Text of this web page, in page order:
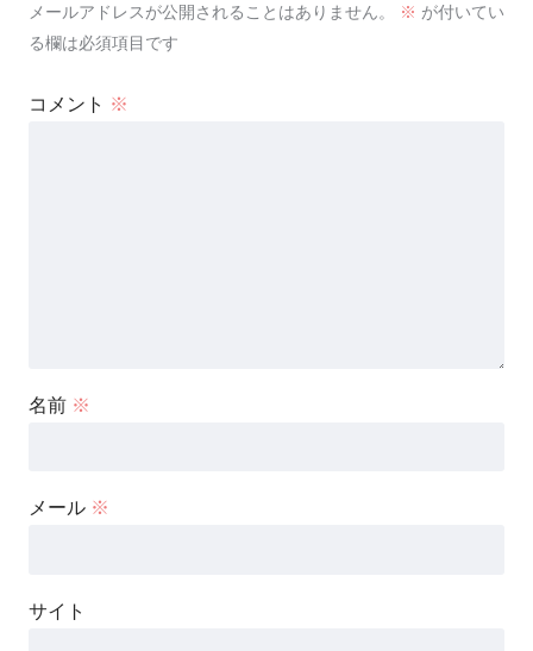
メールアドレスが公開されることはありません。 ※ が付いてい
る欄は必須項目です
コメント ※
名前 ※
メール ※
サイト